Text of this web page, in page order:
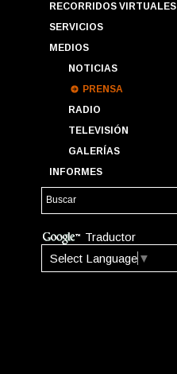
RECORRIDOS VIRTUALES
SERVICIOS
MEDIOS
NOTICIAS
PRENSA
RADIO
TELEVISIÓN
GALERÍAS
INFORMES
Traductor
Select Language ▼